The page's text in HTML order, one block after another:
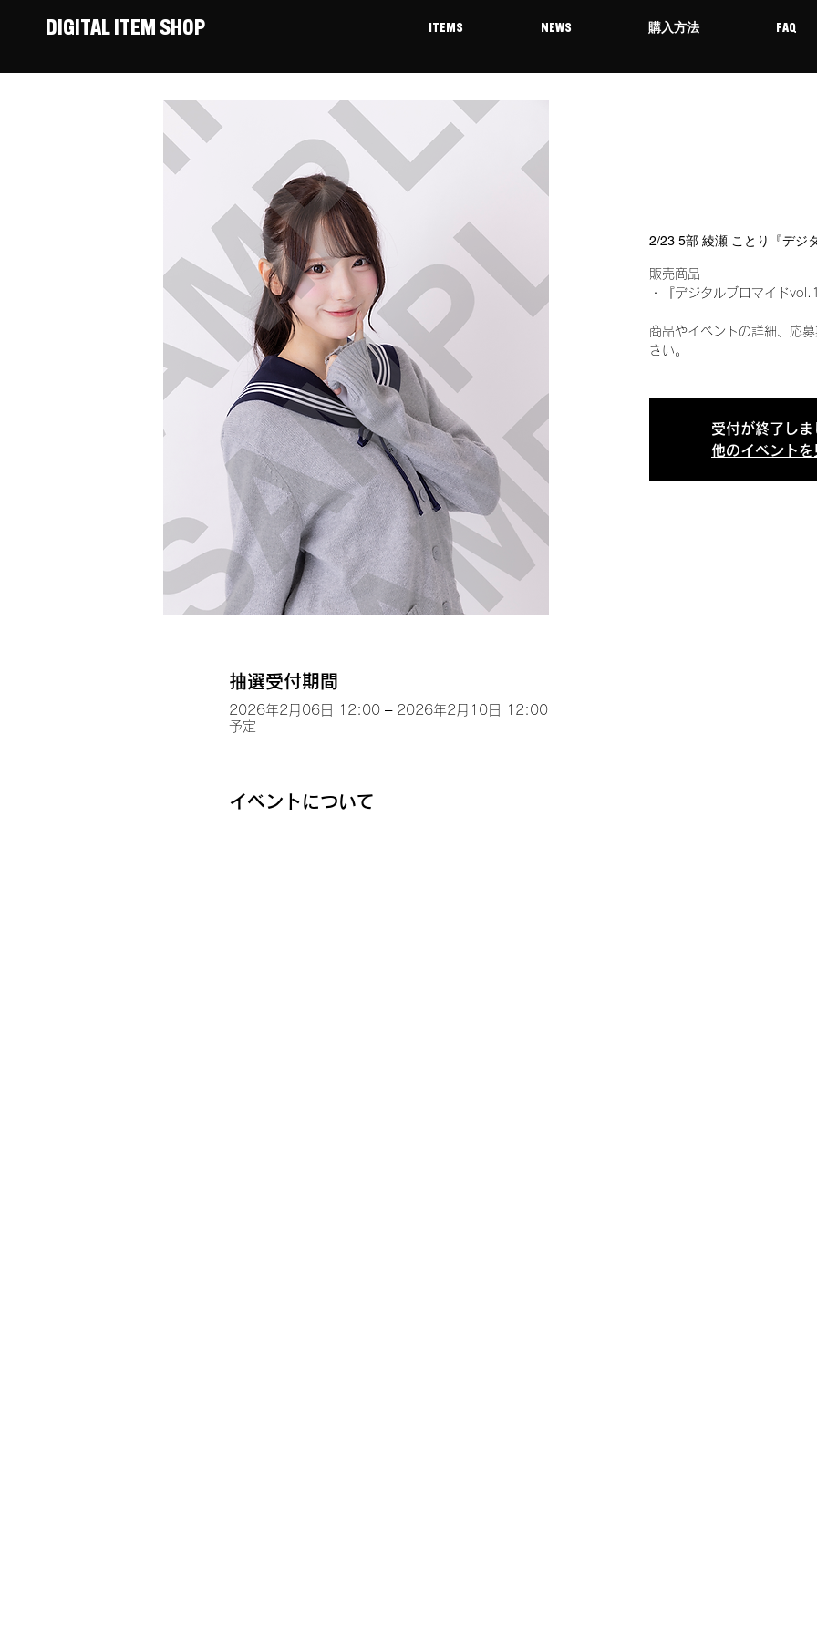
DIGITAL ITEM SHOP ITEMS NEWS 購入方法 FAQ
2/23 5部 綾瀬 ことり『デジ
販売商品
・『デジタルブロマイド
商品やイベントの詳細、応
さい。
受付が終了しま
他のイベントを
抽選受付期間
2026年2月06日 12:00 – 2026年2月10日 12:00
予定
イベントについて